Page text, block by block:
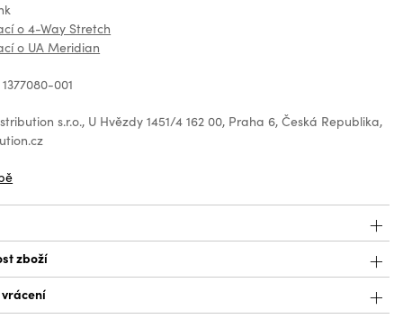
o 4-Way Stretch
o UA Meridian
001
s.r.o., U Hvězdy 1451/4 162 00, Praha 6, Česká Republika,
zboží